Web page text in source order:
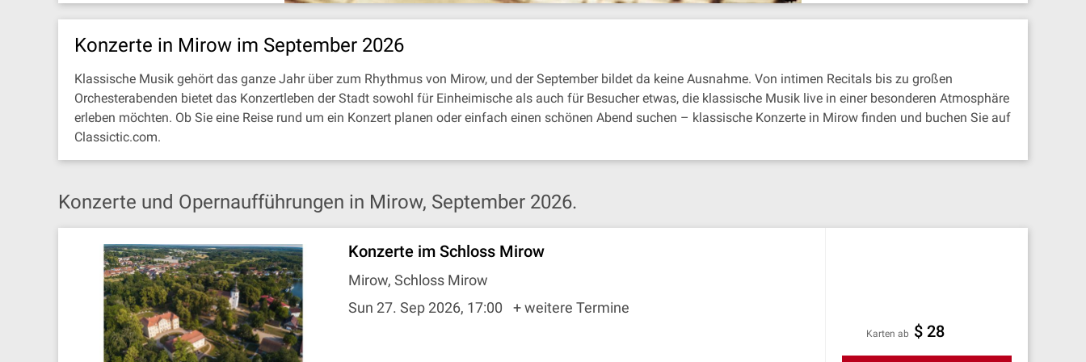
Konzerte in Mirow im September 2026
Klassische Musik gehört das ganze Jahr über zum Rhythmus von Mirow, und der September bildet da keine Ausnahme. Von intimen Recitals bis zu großen
Orchesterabenden bietet das Konzertleben der Stadt sowohl für Einheimische als auch für Besucher etwas, die klassische Musik live in einer besonderen Atmosphäre
erleben möchten. Ob Sie eine Reise rund um ein Konzert planen oder einfach einen schönen Abend suchen – klassische Konzerte in Mirow finden und buchen Sie auf
Classictic.com.
Konzerte und Opernaufführungen in Mirow, September 2026.
Konzerte im Schloss Mirow
Mirow, Schloss Mirow
Sun 27. Sep 2026, 17:00
+ weitere Termine
Karten ab $ 28